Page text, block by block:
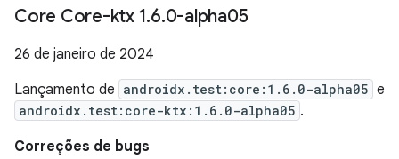
Core Core-ktx 1.6.0-alpha05
26 de janeiro de 2024
Lançamento de androidx.test:core:1.6.0-alpha05 e
androidx.test:core-ktx:1.6.0-alpha05 .
Correções de bugs